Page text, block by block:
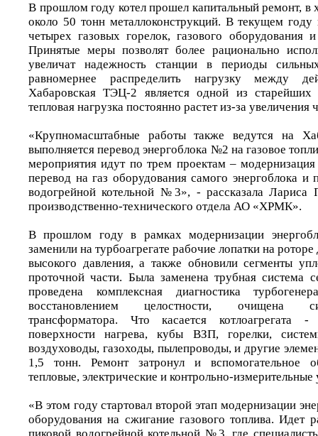
В прошлом году котел прошел капитальный ремонт, в
около 50 тонн металлоконструкций. В текущем году
четырех газовых горелок, газового оборудования
Принятые меры позволят более рационально
увеличат надежность станции в периоды
равномернее распределить нагрузку между
Хабаровская ТЭЦ-2 является одной из
тепловая нагрузка постоянно растет из-за увеличения
«Крупномасштабные работы также ведутся на
выполняется перевод энергоблока №2 на газовое
мероприятия идут по трем проектам – модернизация
перевод на газ оборудования самого энергоблока и
водогрейной котельной №3», - рассказала Лариса
производственно-технического отдела АО «ХРМК».
В прошлом году в рамках модернизации
заменили на турбоагрегате рабочие лопатки на роторе
высокого давления, а также обновили сегменты
проточной части. Была заменена трубная система
проведена комплексная диагностика
восстановлением целостности, очищена
трансформатора. Что касается котлоагрегата -
поверхности нагрева, кубы ВЗП, горелки,
воздуховоды, газоходы, пылепроводы, и другие
1,5 тонн. Ремонт затронул и вспомогательное
тепловые, электрические и контрольно-измерительные
«В этом году стартовал второй этап модернизации
оборудования на сжигание газового топлива. Идет